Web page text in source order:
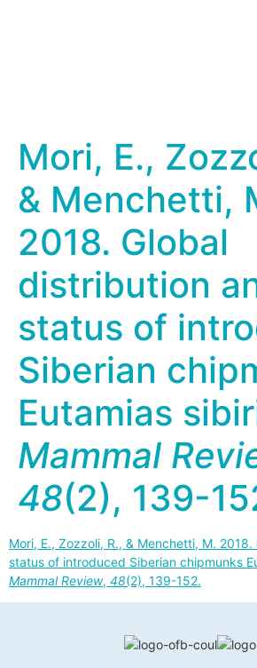
Mori, E.,
& Menchetti,
2018. Global
distribution
status of
Siberian
Eutamias
Mammal
48(2), 139-
Mori, E., Zozzoli, R., & Menchetti, M.
status of introduced Siberian chipmunks
Mammal Review, 48(2), 139-152.